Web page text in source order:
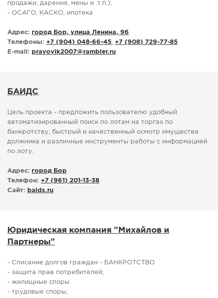
продажи, дарения, мены и .т.п.);
- ОСАГО, КАСКО, ипотека
Адрес: город Бор, улица Ленина, 96
Телефоны: +7 (904) 048-66-45, +7 (908) 729-77-85
E-mail: pravovik2007@rambler.ru
БАИДС
Цель проекта - предложить пользователю удобный
автоматизированный поиск по лотам на торгах по
банкротству, быстрый и качественный осмотр имущества
должника и различные инструменты работы с информацией
по лоту.
Адрес: город Бор
Телефон: +7 (961) 201-13-38
Сайт:
baids.ru
Юридическая компания "Михайлов и
Партнеры"
- Списание долгов граждан - БАНКРОТСТВО
- защита прав потребителей;
- жилищные споры
- трудовые споры;